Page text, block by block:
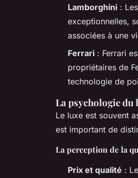
Lamborghini :
exceptionnelles,
associées à une
Ferrari : Ferrari
propriétaires de
technologie de
La psychologie du
Le luxe est souvent
est important de
La perception de la
Prix et qualité :